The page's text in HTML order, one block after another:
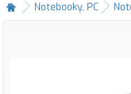
Notebooky, PC